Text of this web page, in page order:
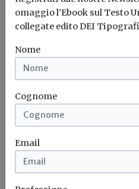
Emergenza Covid-
omaggio l’Ebook sul Testo
collegate edito DEI
Nome
Cognome
Email